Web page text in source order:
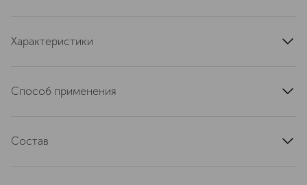
Характеристики
Способ применения
Состав